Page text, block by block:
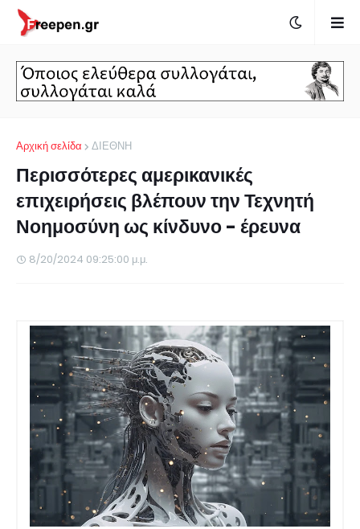
Αρχική σελίδα ΔΙΕΘΝΗ
Περισσότερες αμερικανικές
επιχειρήσεις βλέπουν την Τεχνητή
Νοημοσύνη ως κίνδυνο - έρευνα
8/20/2024 09:25:00 μ.μ.